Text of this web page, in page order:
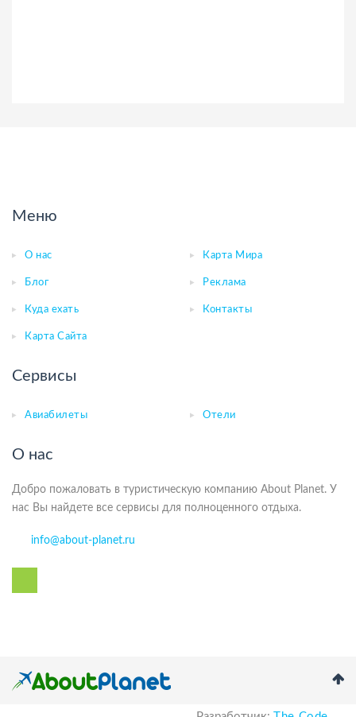
Меню
О нас Карта Мира
Блог Реклама
Куда ехать Контакты
Карта Сайта
Сервисы
Авиабилеты Отели
О нас
Добро пожаловать в туристическую компанию About Planet. У
нас Вы найдете все сервисы для полноценного отдыха.
info@about-planet.ru